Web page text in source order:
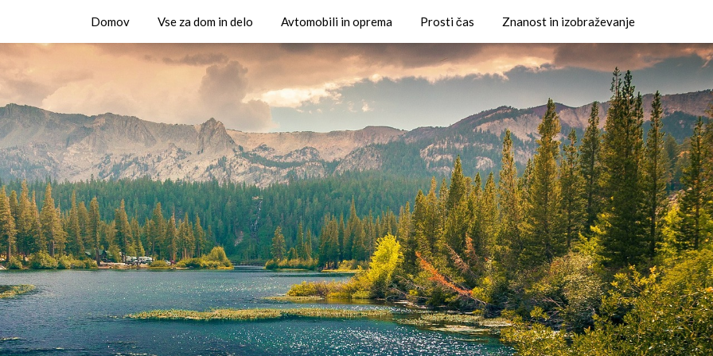
Domov Vse za dom in delo Avtomobili in oprema Prosti čas Znanost in izobraževanje